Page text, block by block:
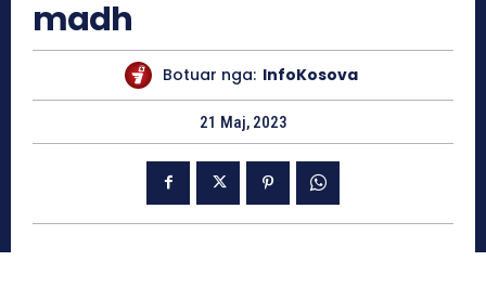
madh
Botuar nga: InfoKosova
21 Maj, 2023